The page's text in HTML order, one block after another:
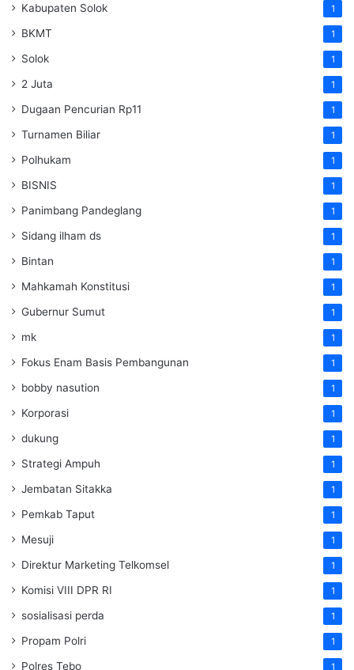
Kabupaten Solok 1
BKMT 1
Solok 1
2 Juta 1
Dugaan Pencurian Rp11 1
Turnamen Biliar 1
Polhukam 1
BISNIS 1
Panimbang Pandeglang 1
Sidang ilham ds 1
Bintan 1
Mahkamah Konstitusi 1
Gubernur Sumut 1
mk 1
Fokus Enam Basis Pembangunan 1
bobby nasution 1
Korporasi 1
dukung 1
Strategi Ampuh 1
Jembatan Sitakka 1
Pemkab Taput 1
Mesuji 1
Direktur Marketing Telkomsel 1
Komisi VIII DPR RI 1
sosialisasi perda 1
Propam Polri 1
Polres Tebo 1